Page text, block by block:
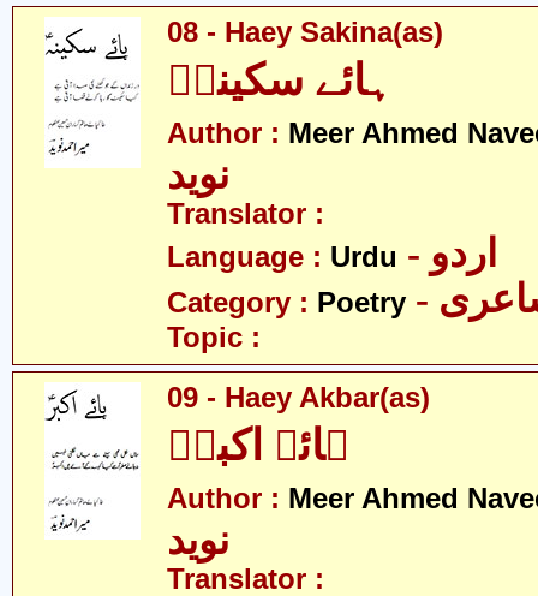
08 - Haey Sakina(as)
ہائے سکینہؑ
Author : Meer Ahmed
نوید
Translator :
Language : Urdu - اردو
Category : Poetry
Topic :
09 - Haey Akbar(as)
ہائے اکبرؑ
Author : Meer Ahmed
نوید
Translator :